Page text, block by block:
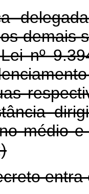
demais
nº
médio
entra